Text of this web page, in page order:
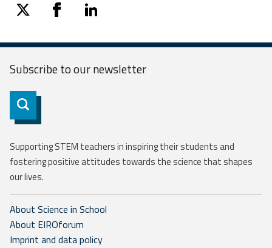
twitter facebooklinkedin
Subscribe to ournewsletter
Subscribe
Supporting STEM teachers in inspiring their students and
fostering positive attitudes towards the science that shapes
our lives.
About Science in School
About EIROforum
Imprint and data policy